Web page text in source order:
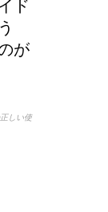
ド
が
しい使